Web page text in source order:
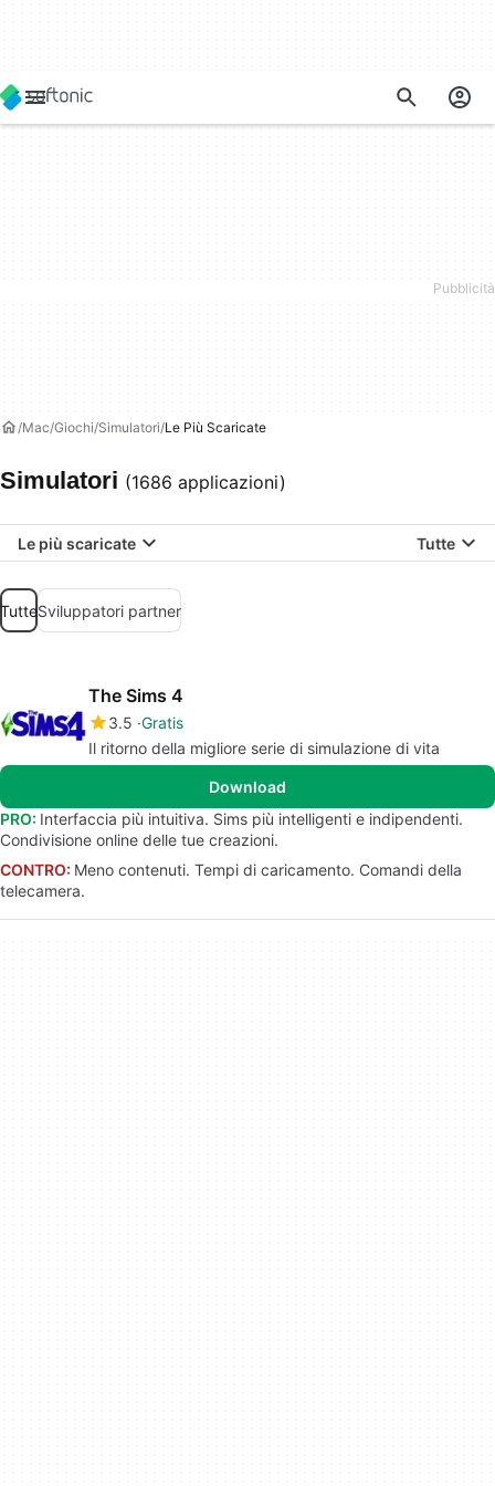
Mac Giochi Simulatori Le Più Scaricate
Simulatori (1686 applicazioni)
Le più scaricate Tutte
TutteSviluppatori partner
The Sims 4
3.5 Gratis
Il ritorno della migliore serie di simulazione di vita
Download
PRO: Interfaccia più intuitiva. Sims più intelligenti e indipendenti.
Condivisione online delle tue creazioni.
CONTRO: Meno contenuti. Tempi di caricamento. Comandi della
telecamera.